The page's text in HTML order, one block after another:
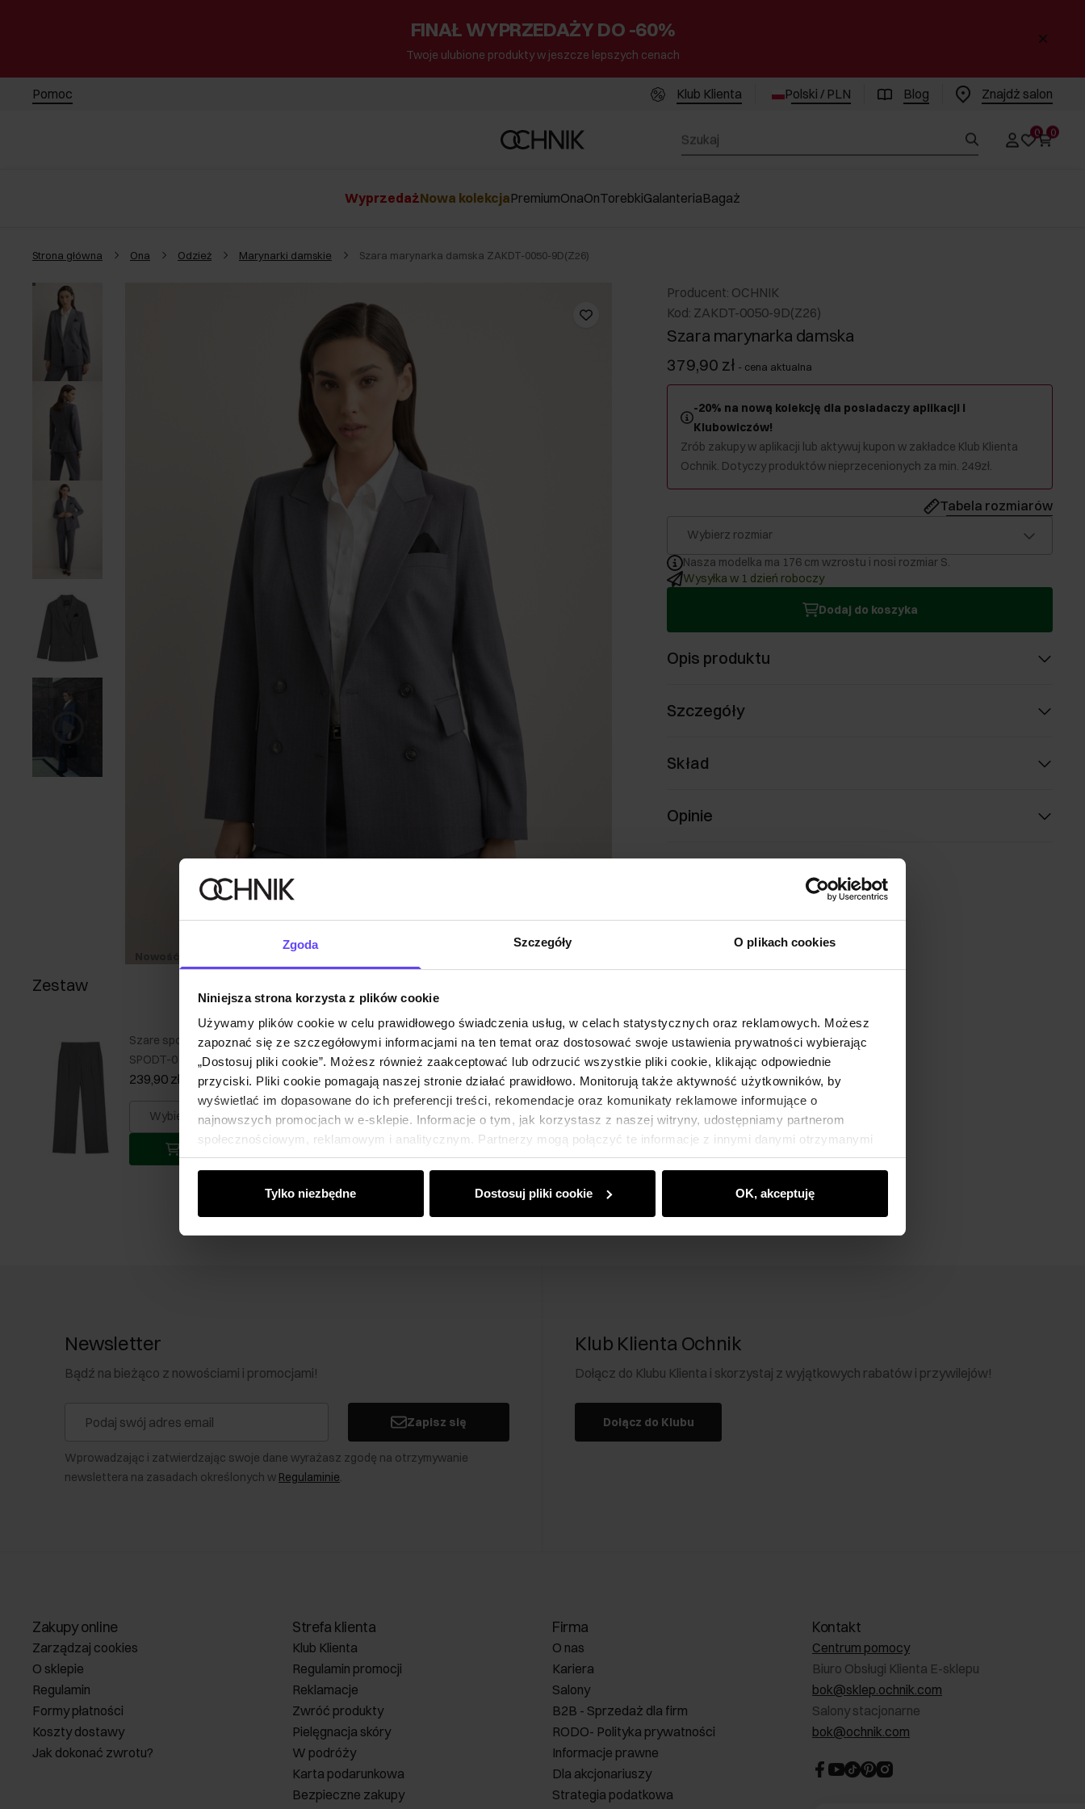
Zgoda Szczegóły O plikach cookies
Niniejsza strona korzysta z plików cookie
Używamy plików cookie w celu prawidłowego świadczenia usług, w celach statystycznych oraz reklamowych. Możesz
zapoznać się ze szczegółowymi informacjami na ten temat oraz dostosować swoje ustawienia prywatności wybierając
„Dostosuj pliki cookie”. Możesz również zaakceptować lub odrzucić wszystkie pliki cookie, klikając odpowiednie
przyciski. Pliki cookie pomagają naszej stronie działać prawidłowo. Monitorują także aktywność użytkowników, by
wyświetlać im dopasowane do ich preferencji treści, rekomendacje oraz komunikaty reklamowe informujące o
najnowszych promocjach w e-sklepie. Informacje o tym, jak korzystasz z naszej witryny, udostępniamy partnerom
społecznościowym, reklamowym i analitycznym. Partnerzy mogą połączyć te informacje z innymi danymi otrzymanymi
od Ciebie lub uzyskanymi podczas korzystania z ich usług.
Tylko niezbędne Dostosuj pliki cookie OK, akceptuję
FINAŁ WYPRZEDAŻY DO -60%
Twoje ulubione produkty w jeszcze lepszych cenach
Pomoc Klub Klienta Polski / PLN Blog Znajdż salon
0 0
WyprzedażNowa kolekcjaPremiumOnaOnTorebkiGalanteriaBagaż
Strona główna Ona Odzież Marynarki damskie Szara marynarka damska ZAKDT-0050-9D(Z26)
Zestaw
Szare spodnie damskie w kant
SPODT-0125-9D(Z26)
239,90 zł
Wybierz rozmiar
Producent: OCHNIK
Kod: ZAKDT-0050-9D(Z26)
Szara marynarka damska
379,90 zł - cena aktualna
-20% na nową kolekcję dla posiadaczy aplikacji i
Klubowiczów!
Zrób zakupy w aplikacji lub aktywuj kupon w zakładce Klub Klienta
Ochnik. Dotyczy produktów nieprzecenionych za min. 249zł.
Tabela rozmiarów
Wybierz rozmiar
Nasza modelka ma 176 cm wzrostu i nosi rozmiar S.
Wysyłka w 1 dzień roboczy
Dodaj do koszyka
Opis produktu
Szczegóły
Skład
Opinie
Newsletter
Bądź na bieżąco z nowościami i promocjami!
Zapisz się
Wprowadzając i zatwierdzając swoje dane wyrażasz zgodę na otrzymywanie
newslettera na zasadach określonych w Regulaminie.
Klub Klienta Ochnik
Dołącz do Klubu Klienta i skorzystaj z wyjątkowych rabatów i przywilejów!
Dołącz do Klubu
Zakupy online
Zarządzaj cookies
O sklepie
Regulamin
Formy płatności
Koszty dostawy
Jak dokonać zwrotu?
Strefa klienta
Klub Klienta
Regulamin promocji
Reklamacje
Zwróć produkty
Pielęgnacja skóry
W podróży
Karta podarunkowa
Bezpieczne zakupy
Firma
O nas
Kariera
Salony
B2B - Sprzedaż dla firm
RODO- Polityka prywatności
Informacje prawne
Dla akcjonariuszy
Strategia podatkowa
Kontakt
Centrum pomocy
Biuro Obsługi Klienta E-sklepu
bok@sklep.ochnik.com
Salony stacjonarne
bok@ochnik.com